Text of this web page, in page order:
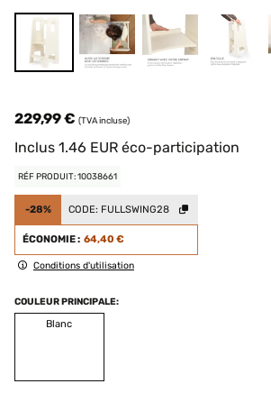
229,99 € (TVA incluse)
Inclus 1.46 EUR éco-participation
RÉF PRODUIT: 10038661
-28% CODE: FULLSWING28
ÉCONOMIE : 64,40 €
Conditions d'utilisation
COULEUR PRINCIPALE:
Blanc